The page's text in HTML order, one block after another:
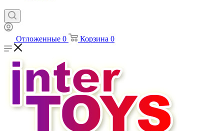
Отложенные 0 Корзина 0